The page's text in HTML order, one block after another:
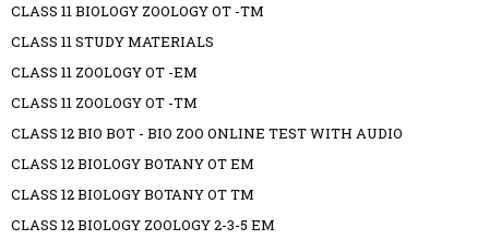
CLASS 11 BIOLOGY ZOOLOGY OT -TM
CLASS 11 STUDY MATERIALS
CLASS 11 ZOOLOGY OT -EM
CLASS 11 ZOOLOGY OT -TM
CLASS 12 BIO BOT - BIO ZOO ONLINE TEST WITH AUDIO
CLASS 12 BIOLOGY BOTANY OT EM
CLASS 12 BIOLOGY BOTANY OT TM
CLASS 12 BIOLOGY ZOOLOGY 2-3-5 EM